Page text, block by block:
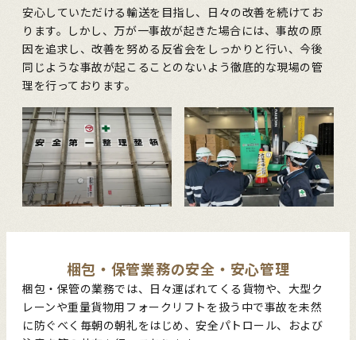
安心していただける輸送を目指し、日々の改善を続けてお
ります。しかし、万が一事故が起きた場合には、事故の原
因を追求し、改善を努める反省会をしっかりと行い、今後
同じような事故が起こることのないよう徹底的な現場の管
理を行っております。
梱包・保管業務の安全・安心管理
梱包・保管の業務では、日々運ばれてくる貨物や、大型ク
レーンや重量貨物用フォークリフトを扱う中で事故を未然
に防ぐべく毎朝の朝礼をはじめ、安全パトロール、および